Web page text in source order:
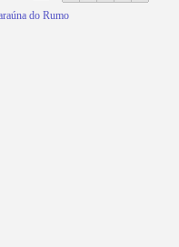
do Rumo